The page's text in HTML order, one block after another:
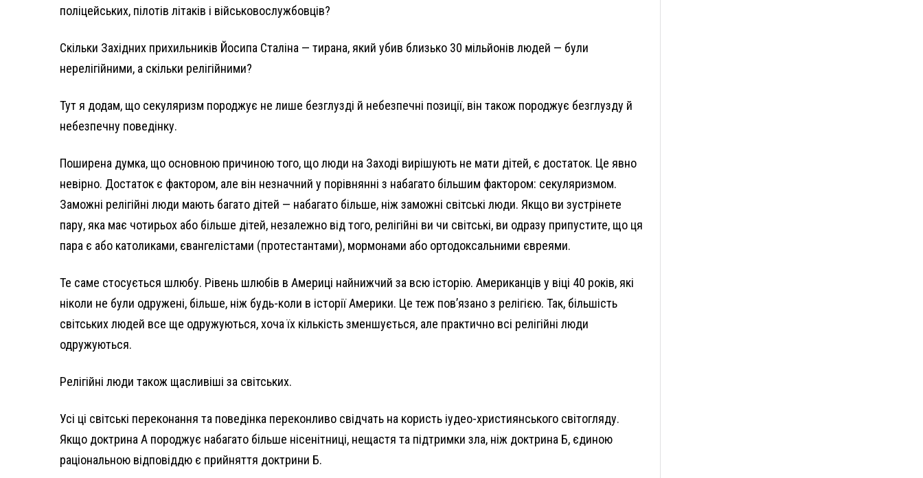
поліцейських, пілотів літаків і військовослужбовців?
Скільки Західних прихильників Йосипа Сталіна — тирана, який убив близько 30 мільйонів людей — були
нерелігійними, а скільки релігійними?
Тут я додам, що секуляризм породжує не лише безглузді й небезпечні позиції, він також породжує безглузду й
небезпечну поведінку.
Поширена думка, що основною причиною того, що люди на Заході вирішують не мати дітей, є достаток. Це явно
невірно. Достаток є фактором, але він незначний у порівнянні з набагато більшим фактором: секуляризмом.
Заможні релігійні люди мають багато дітей — набагато більше, ніж заможні світські люди. Якщо ви зустрінете
пару, яка має чотирьох або більше дітей, незалежно від того, релігійні ви чи світські, ви одразу припустите, що ця
пара є або католиками, євангелістами (протестантами), мормонами або ортодоксальними євреями.
Те саме стосується шлюбу. Рівень шлюбів в Америці найнижчий за всю історію. Американців у віці 40 років, які
ніколи не були одружені, більше, ніж будь-коли в історії Америки. Це теж пов’язано з релігією. Так, більшість
світських людей все ще одружуються, хоча їх кількість зменшується, але практично всі релігійні люди
одружуються.
Релігійні люди також щасливіші за світських.
Усі ці світські переконання та поведінка переконливо свідчать на користь іудео-християнського світогляду.
Якщо доктрина А породжує набагато більше нісенітниці, нещастя та підтримки зла, ніж доктрина Б, єдиною
раціональною відповіддю є прийняття доктрини Б.